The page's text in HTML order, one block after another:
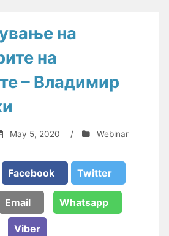
на
на
– Владимир
May 5, 2020 / Webinar
Facebook Twitter
Email Whatsapp
Viber